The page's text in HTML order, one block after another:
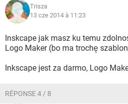
Trisza
13 cze 2014 à 11:23
Inskcape jak masz ku temu
Logo Maker (bo ma trochę
Inkscape jest za darmo, Logo
RÉPONSE 4 / 8